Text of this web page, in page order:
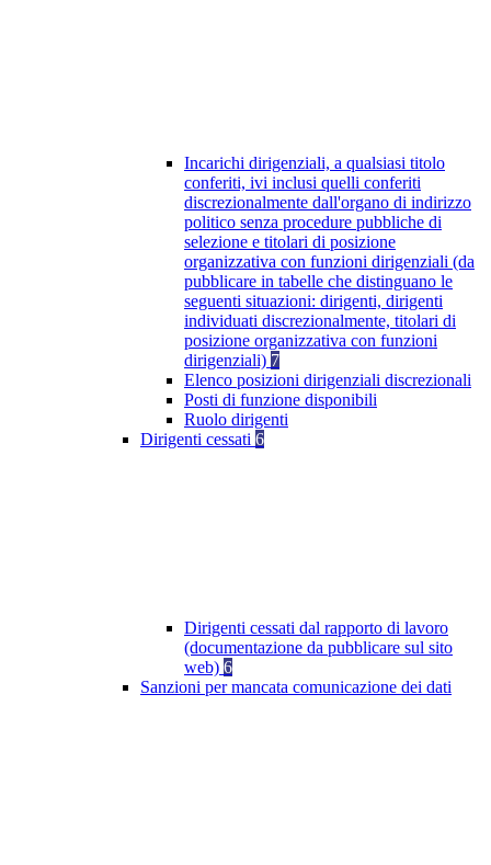
Incarichi dirigenziali, a qualsiasi titolo
conferiti, ivi inclusi quelli conferiti
discrezionalmente dall'organo di indirizzo
politico senza procedure pubbliche di
selezione e titolari di posizione
organizzativa con funzioni dirigenziali (da
pubblicare in tabelle che distinguano le
seguenti situazioni: dirigenti, dirigenti
individuati discrezionalmente, titolari di
posizione organizzativa con funzioni
dirigenziali) 7
Elenco posizioni dirigenziali discrezionali
Posti di funzione disponibili
Ruolo dirigenti
Dirigenti cessati 6
Dirigenti cessati dal rapporto di lavoro
(documentazione da pubblicare sul sito
web) 6
Sanzioni per mancata comunicazione dei dati